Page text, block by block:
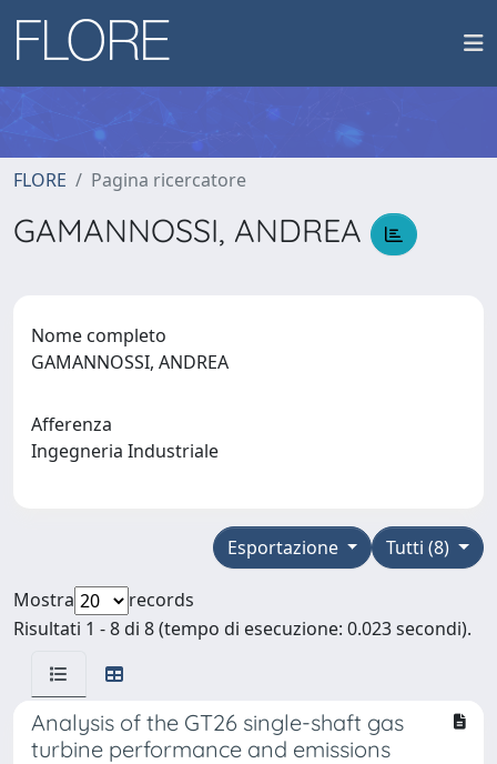
FLORE Pagina ricercatore
GAMANNOSSI, ANDREA
Nome completo
GAMANNOSSI, ANDREA
Afferenza
Ingegneria Industriale
Tutti (8)
Esportazione
Mostra
records
Risultati 1 - 8 di 8 (tempo di esecuzione: 0.023 secondi).
Analysis of the GT26 single-shaft gas
turbine performance and emissions